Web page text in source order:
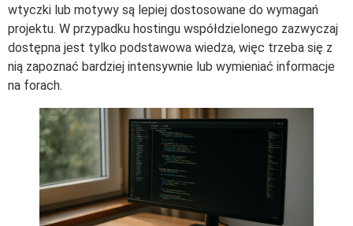
wtyczki lub motywy są lepiej dostosowane do wymagań
projektu. W przypadku hostingu współdzielonego zazwyczaj
dostępna jest tylko podstawowa wiedza, więc trzeba się z
nią zapoznać bardziej intensywnie lub wymieniać informacje
na forach.